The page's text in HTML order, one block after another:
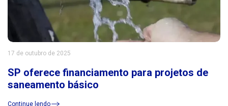
17 de outubro de 2025
SP oferece financiamento para projetos de
saneamento básico
Continue lendo